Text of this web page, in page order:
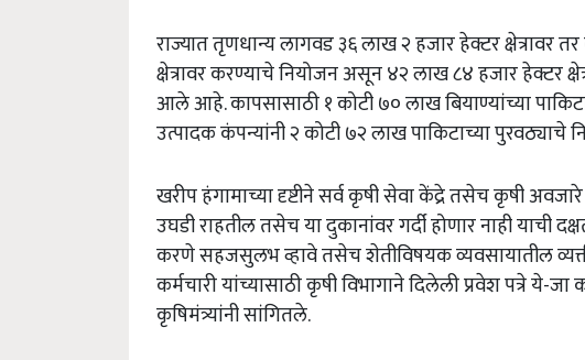
राज्यात तृणधान्य लागवड ३६ लाख २ हजार हेक्टर क्षेत्रावर
क्षेत्रावर करण्याचे नियोजन असून ४२ लाख ८४ हजार हेक्टर
आले आहे. कापसासाठी १ कोटी ७० लाख बियाण्यांच्या
उत्पादक कंपन्यांनी २ कोटी ७२ लाख पाकिटाच्या
खरीप हंगामाच्या दृष्टीने सर्व कृषी सेवा केंद्रे तसेच कृषी
उघडी राहतील तसेच या दुकानांवर गर्दी होणार नाही याची
करणे सहजसुलभ व्हावे तसेच शेतीविषयक व्यवसायातील
कर्मचारी यांच्यासाठी कृषी विभागाने दिलेली प्रवेश पत्रे ये-
कृषिमंत्र्यांनी सांगितले.